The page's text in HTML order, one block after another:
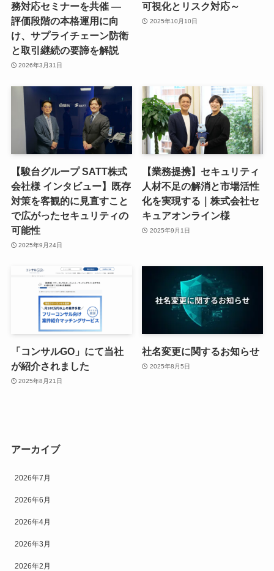
務対応セミナーを共催 ―
評価段階の本格運用に向
け、サプライチェーン防衛
と取引継続の要諦を解説
2026年3月31日
可視化とリスク対応～
2025年10月10日
【駿台グループ SATT株式
会社様 インタビュー】既存
対策を客観的に見直すこと
で広がったセキュリティの
可能性
2025年9月24日
【業務提携】セキュリティ
人材不足の解消と市場活性
化を実現する｜株式会社セ
キュアオンライン様
2025年9月1日
「コンサルGO」にて当社
が紹介されました
2025年8月21日
社名変更に関するお知らせ
2025年8月5日
アーカイブ
2026年7月
2026年6月
2026年4月
2026年3月
2026年2月